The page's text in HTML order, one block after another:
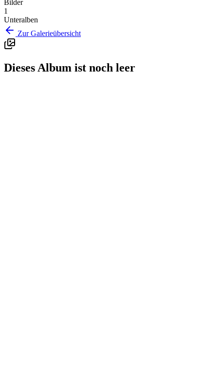
Bilder
1
Unteralben
Zur Galerieübersicht
Dieses Album ist noch leer